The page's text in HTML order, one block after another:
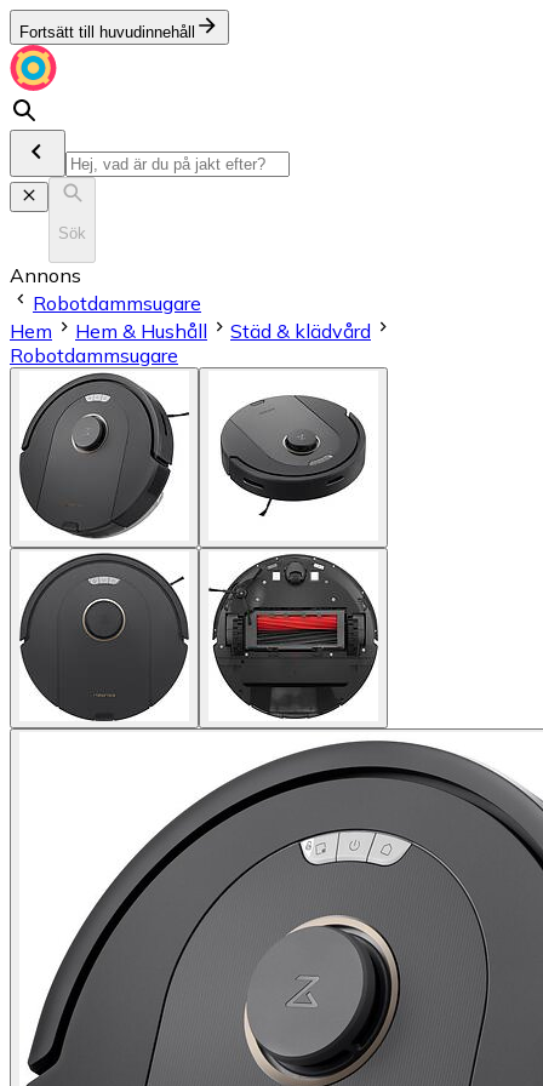
Fortsätt till huvudinnehåll
Sök
Annons
Robotdammsugare
Hem
Hem & Hushåll
Städ & klädvård
Robotdammsugare